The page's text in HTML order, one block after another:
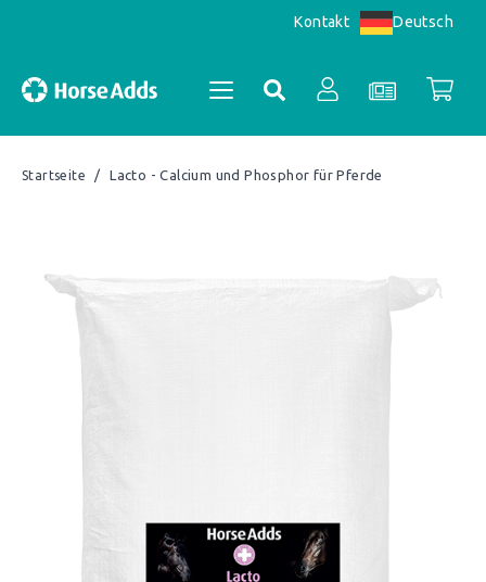
Kontakt Deutsch
Startseite / Lacto - Calcium und Phosphor für Pferde